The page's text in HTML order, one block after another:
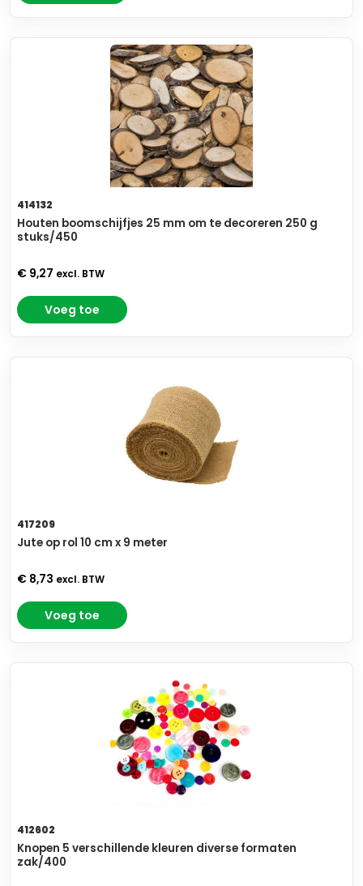
414132
Houten boomschijfjes 25 mm om te decoreren 250 g
stuks/450
€ 9,27 excl. BTW
Voeg toe
417209
Jute op rol 10 cm x 9 meter
€ 8,73 excl. BTW
Voeg toe
412602
Knopen 5 verschillende kleuren diverse formaten
zak/400